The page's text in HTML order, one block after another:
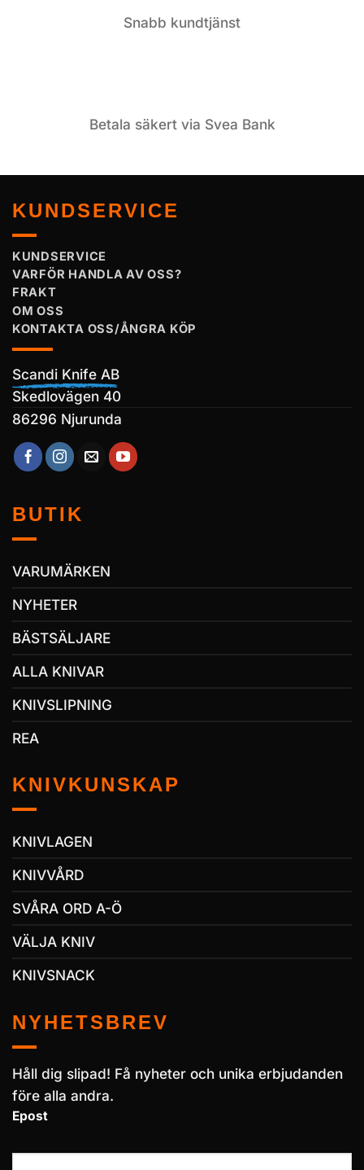
Snabb kundtjänst
Betala säkert via Svea Bank
KUNDSERVICE
KUNDSERVICE
VARFÖR HANDLA AV OSS?
FRAKT
OM OSS
KONTAKTA OSS/ÅNGRA KÖP
Scandi Knife AB
Skedlovägen 40
86296 Njurunda
BUTIK
VARUMÄRKEN
NYHETER
BÄSTSÄLJARE
ALLA KNIVAR
KNIVSLIPNING
REA
KNIVKUNSKAP
KNIVLAGEN
KNIVVÅRD
SVÅRA ORD A-Ö
VÄLJA KNIV
KNIVSNACK
NYHETSBREV
Håll dig slipad! Få nyheter och unika erbjudanden
före alla andra.
Epost